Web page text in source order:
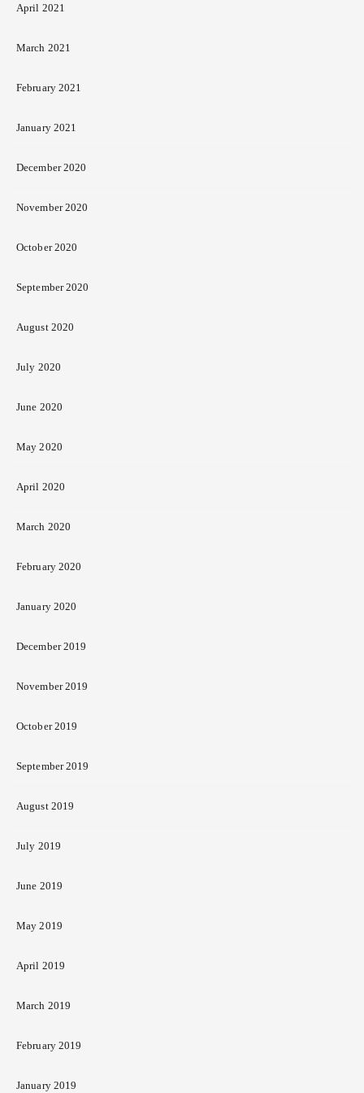
April 2021
March 2021
February 2021
January 2021
December 2020
November 2020
October 2020
September 2020
August 2020
July 2020
June 2020
May 2020
April 2020
March 2020
February 2020
January 2020
December 2019
November 2019
October 2019
September 2019
August 2019
July 2019
June 2019
May 2019
April 2019
March 2019
February 2019
January 2019